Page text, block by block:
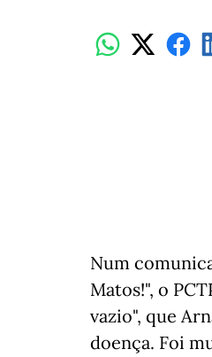
Num
Matos!", o
vazio", que
doença. Foi